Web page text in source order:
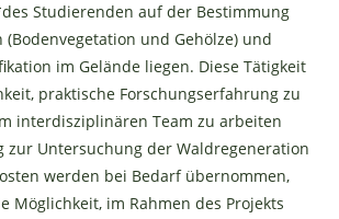
Studierenden auf der Bestimmung
(Bodenvegetation und Gehölze) und
im Gelände liegen. Diese Tätigkeit
praktische Forschungserfahrung zu
interdisziplinären Team zu arbeiten
zur Untersuchung der Waldregeneration
werden bei Bedarf übernommen,
Möglichkeit, im Rahmen des Projekts